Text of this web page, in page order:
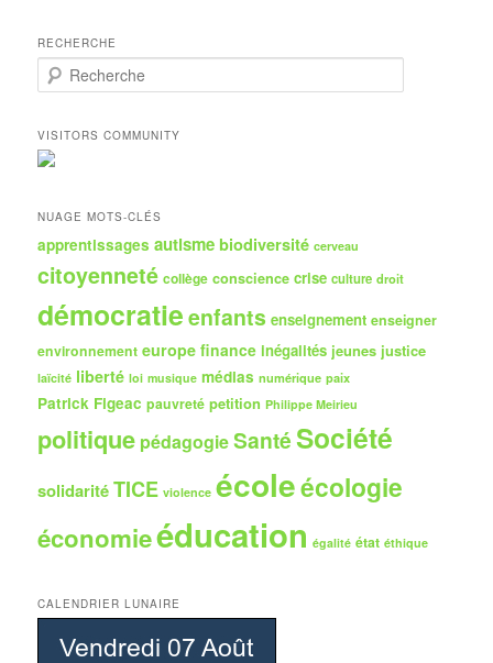
RECHERCHE
e
h
e
r
h
VISITORS COMMUNITY
NUAGE MOTS-CLÉS
apprentissages autisme biodiversité cerveau
citoyenneté collège conscience crise culture droit
démocratieenfants enseignement enseigner
environnement europe finance inégalités jeunes justice
laïcité liberté loi musique médias numérique paix
Patrick Figeac pauvreté petition Philippe Meirieu
politique pédagogieSantéSociété
solidaritéTICE violence écoleécologie
économieéducation égalité état éthique
CALENDRIER LUNAIRE